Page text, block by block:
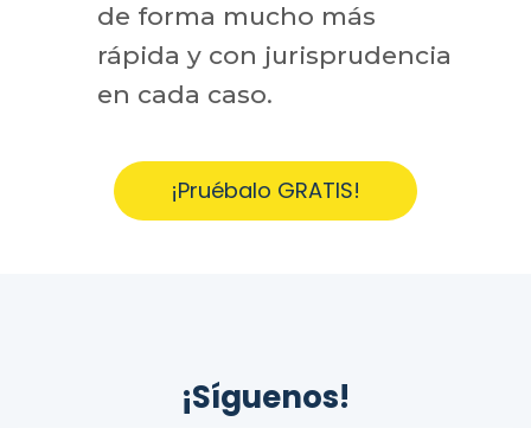
de forma mucho más
rápida y con jurisprudencia
en cada caso.
¡Pruébalo GRATIS!
¡Síguenos!